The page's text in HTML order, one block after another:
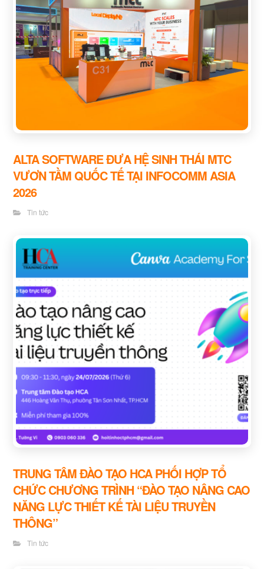
ALTA SOFTWARE ĐƯA HỆ SINH THÁI MTC
VƯƠN TẦM QUỐC TẾ TẠI INFOCOMM ASIA
2026
Tin tức
TRUNG TÂM ĐÀO TẠO HCA PHỐI HỢP TỔ
CHỨC CHƯƠNG TRÌNH “ĐÀO TẠO NÂNG CAO
NĂNG LỰC THIẾT KẾ TÀI LIỆU TRUYỀN
THÔNG”
Tin tức